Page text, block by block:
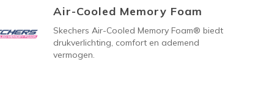
Air-Cooled Memory Foam
Skechers Air-Cooled Memory Foam® biedt
drukverlichting, comfort en ademend
vermogen.